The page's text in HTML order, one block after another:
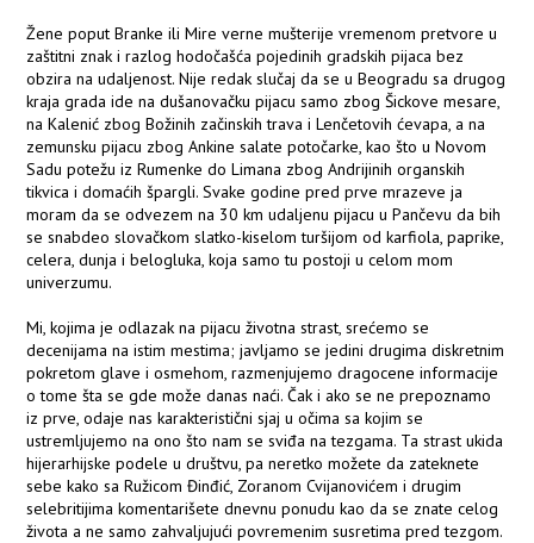
Žene poput Branke ili Mire verne mušterije vremenom pretvore u
zaštitni znak i razlog hodočašća pojedinih gradskih pijaca bez
obzira na udaljenost. Nije redak slučaj da se u Beogradu sa drugog
kraja grada ide na dušanovačku pijacu samo zbog Šickove mesare,
na Kalenić zbog Božinih začinskih trava i Lenčetovih ćevapa, a na
zemunsku pijacu zbog Ankine salate potočarke, kao što u Novom
Sadu potežu iz Rumenke do Limana zbog Andrijinih organskih
tikvica i domaćih špargli. Svake godine pred prve mrazeve ja
moram da se odvezem na 30 km udaljenu pijacu u Pančevu da bih
se snabdeo slovačkom slatko-kiselom turšijom od karfiola, paprike,
celera, dunja i belogluka, koja samo tu postoji u celom mom
univerzumu.
Mi, kojima je odlazak na pijacu životna strast, srećemo se
decenijama na istim mestima; javljamo se jedini drugima diskretnim
pokretom glave i osmehom, razmenjujemo dragocene informacije
o tome šta se gde može danas naći. Čak i ako se ne prepoznamo
iz prve, odaje nas karakteristični sjaj u očima sa kojim se
ustremljujemo na ono što nam se sviđa na tezgama. Ta strast ukida
hijerarhijske podele u društvu, pa neretko možete da zateknete
sebe kako sa Ružicom Đinđić, Zoranom Cvijanovićem i drugim
selebritijima komentarišete dnevnu ponudu kao da se znate celog
života a ne samo zahvaljujući povremenim susretima pred tezgom.